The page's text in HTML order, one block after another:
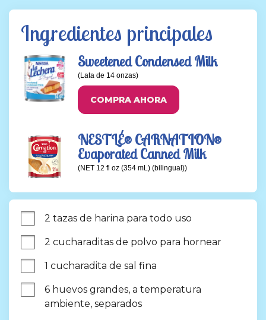
Ingredientes principales
Sweetened Condensed Milk
(Lata de 14 onzas)
COMPRA AHORA
NESTLÉ® CARNATION®
Evaporated Canned Milk
(NET 12 fl oz (354 mL) (bilingual))
2 tazas de harina para todo uso
2 cucharaditas de polvo para hornear
1 cucharadita de sal fina
6 huevos grandes, a temperatura
ambiente, separados